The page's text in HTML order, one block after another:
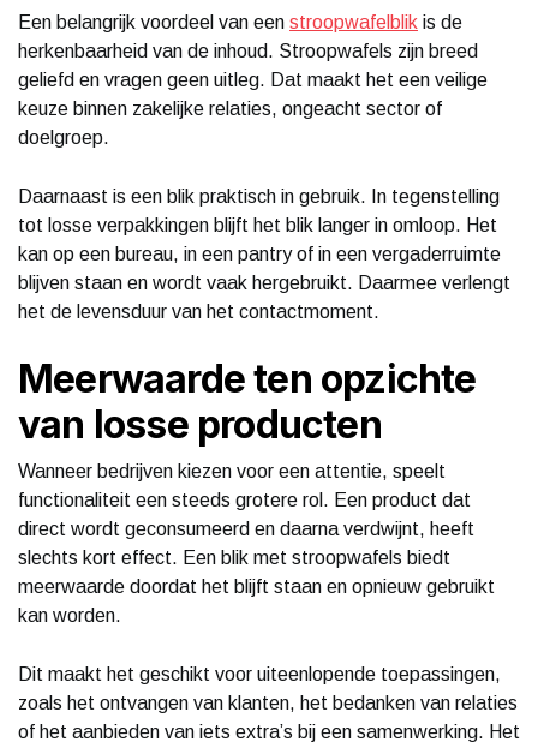
Een belangrijk voordeel van een stroopwafelblik is de
herkenbaarheid van de inhoud. Stroopwafels zijn breed
geliefd en vragen geen uitleg. Dat maakt het een veilige
keuze binnen zakelijke relaties, ongeacht sector of
doelgroep.
Daarnaast is een blik praktisch in gebruik. In tegenstelling
tot losse verpakkingen blijft het blik langer in omloop. Het
kan op een bureau, in een pantry of in een vergaderruimte
blijven staan en wordt vaak hergebruikt. Daarmee verlengt
het de levensduur van het contactmoment.
Meerwaarde ten opzichte
van losse producten
Wanneer bedrijven kiezen voor een attentie, speelt
functionaliteit een steeds grotere rol. Een product dat
direct wordt geconsumeerd en daarna verdwijnt, heeft
slechts kort effect. Een blik met stroopwafels biedt
meerwaarde doordat het blijft staan en opnieuw gebruikt
kan worden.
Dit maakt het geschikt voor uiteenlopende toepassingen,
zoals het ontvangen van klanten, het bedanken van relaties
of het aanbieden van iets extra’s bij een samenwerking. Het